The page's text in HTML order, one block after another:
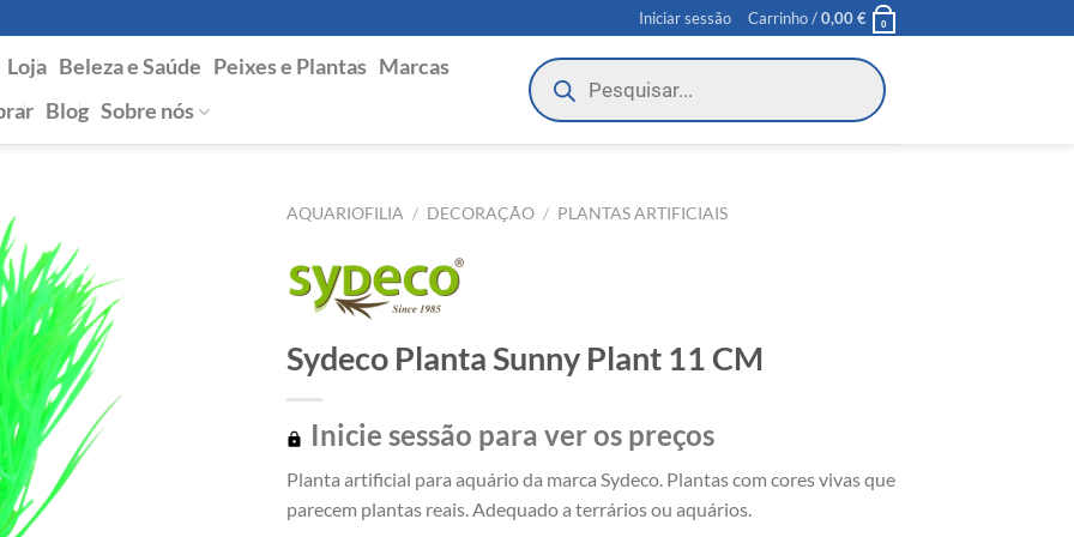
Iniciar sessão Carrinho /0,00€ 0
Loja Beleza e Saúde Peixes e Plantas Marcas
Blog Sobre nós
Products
search
AQUARIOFILIA / DECORAÇÃO / PLANTAS ARTIFICIAIS
Sydeco Planta Sunny Plant 11 CM
Inicie sessão para ver os preços
Planta artificial para aquário da marca Sydeco. Plantas com cores vivas que
parecem plantas reais. Adequado a terrários ou aquários.